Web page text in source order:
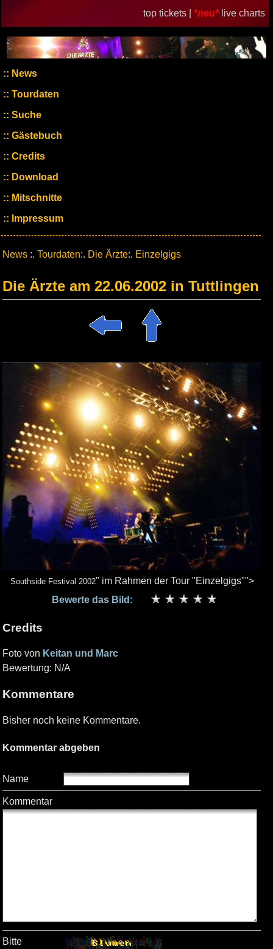
top tickets | *neu* live charts
News
Tourdaten
Suche
Gästebuch
Credits
Download
Mitschnitte
Impressum
News :. Tourdaten:. Die Ärzte:. Einzelgigs
Die Ärzte am 22.06.2002 in Tuttlingen
Southside Festival 2002" im Rahmen der Tour "Einzelgigs"">
Bewerte das Bild:
Credits
Foto von Keitan und Marc
Bewertung: N/A
Kommentare
Bisher noch keine Kommentare.
Kommentar abgeben
Name
Kommentar
Bitte